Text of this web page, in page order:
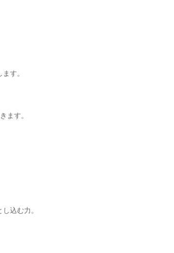
す。
ます。
込む力。